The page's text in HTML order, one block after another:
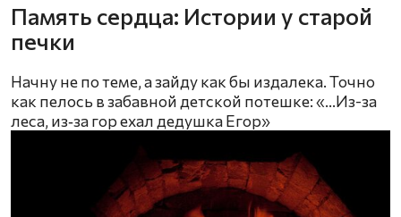
Память сердца: Истории у старой
печки
Начну не по теме, а зайду как бы издалека. Точно
как пелось в забавной детской потешке: «…Из-за
леса, из‑за гор ехал дедушка Егор»